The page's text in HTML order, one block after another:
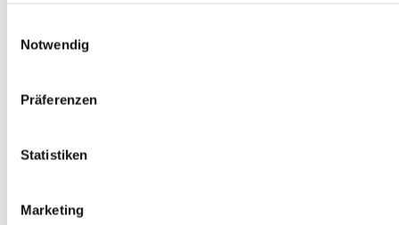
Notwendig
Präferenzen
Statistiken
Marketing